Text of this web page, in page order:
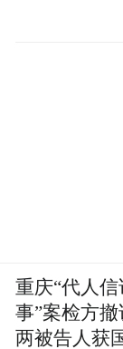
重庆“代人
事”案检方撤
两被告人获